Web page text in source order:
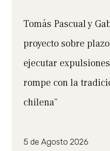
Tomás Pascual y
proyecto sobre
ejecutar
rompe con la
chilena”
5 de Agosto 2026